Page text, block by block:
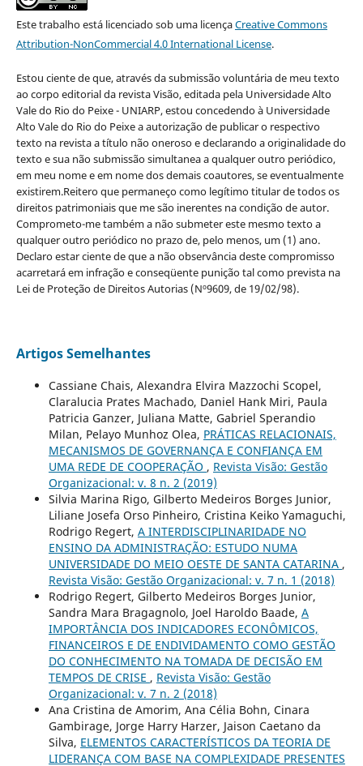
Este trabalho está licenciado sob uma licençaCreative Commons
Attribution-NonCommercial 4.0 International License.
Estou ciente de que, através da submissão voluntária de meu texto
ao corpo editorial da revista Visão, editada pela Universidade Alto
Vale do Rio do Peixe - UNIARP, estou concedendo à Universidade
Alto Vale do Rio do Peixe a autorização de publicar o respectivo
texto na revista a título não oneroso e declarando a originalidade do
texto e sua não submissão simultanea a qualquer outro periódico,
em meu nome e em nome dos demais coautores, se eventualmente
existirem.Reitero que permaneço como legítimo titular de todos os
direitos patrimoniais que me são inerentes na condição de autor.
Comprometo-me também a não submeter este mesmo texto a
qualquer outro periódico no prazo de, pelo menos, um (1) ano.
Declaro estar ciente de que a não observância deste compromisso
acarretará em infração e conseqüente punição tal como prevista na
Lei de Proteção de Direitos Autorias (Nº9609, de 19/02/98).
Artigos Semelhantes
Cassiane Chais, Alexandra Elvira Mazzochi Scopel,
Claralucia Prates Machado, Daniel Hank Miri, Paula
Patricia Ganzer, Juliana Matte, Gabriel Sperandio
Milan, Pelayo Munhoz Olea, PRÁTICAS RELACIONAIS,
MECANISMOS DE GOVERNANÇA E CONFIANÇA EM
UMA REDE DE COOPERAÇÃO , Revista Visão: Gestão
Organizacional: v. 8 n. 2 (2019)
Silvia Marina Rigo, Gilberto Medeiros Borges Junior,
Liliane Josefa Orso Pinheiro, Cristina Keiko Yamaguchi,
Rodrigo Regert, A INTERDISCIPLINARIDADE NO
ENSINO DA ADMINISTRAÇÃO: ESTUDO NUMA
UNIVERSIDADE DO MEIO OESTE DE SANTA CATARINA ,
Revista Visão: Gestão Organizacional: v. 7 n. 1 (2018)
Rodrigo Regert, Gilberto Medeiros Borges Junior,
Sandra Mara Bragagnolo, Joel Haroldo Baade, A
IMPORTÂNCIA DOS INDICADORES ECONÔMICOS,
FINANCEIROS E DE ENDIVIDAMENTO COMO GESTÃO
DO CONHECIMENTO NA TOMADA DE DECISÃO EM
TEMPOS DE CRISE , Revista Visão: Gestão
Organizacional: v. 7 n. 2 (2018)
Ana Cristina de Amorim, Ana Célia Bohn, Cinara
Gambirage, Jorge Harry Harzer, Jaison Caetano da
Silva, ELEMENTOS CARACTERÍSTICOS DA TEORIA DE
LIDERANÇA COM BASE NA COMPLEXIDADE PRESENTES